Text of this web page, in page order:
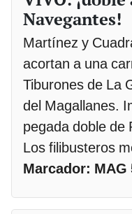
Navegantes!
Martínez y
acortan a una
Tiburones de La
del Magallanes.
pegada doble de
Los filibusteros
Marcador: MAG